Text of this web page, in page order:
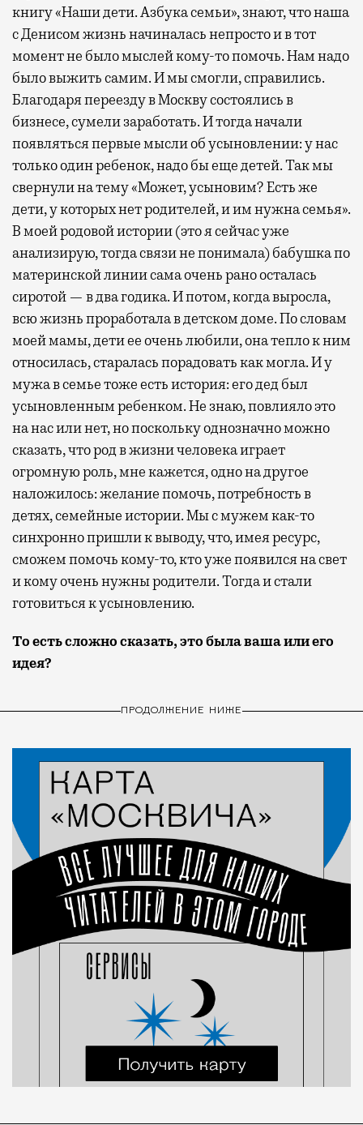
книгу «Наши дети. Азбука семьи», знают, что наша
с Денисом жизнь начиналась непросто и в тот
момент не было мыслей кому-то помочь. Нам надо
было выжить самим. И мы смогли, справились.
Благодаря переезду в Москву состоялись в
бизнесе, сумели заработать. И тогда начали
появляться первые мысли об усыновлении: у нас
только один ребенок, надо бы еще детей. Так мы
свернули на тему «Может, усыновим? Есть же
дети, у которых нет родителей, и им нужна семья».
В моей родовой истории (это я сейчас уже
анализирую, тогда связи не понимала) бабушка по
материнской линии сама очень рано осталась
сиротой — в два годика. И потом, когда выросла,
всю жизнь проработала в детском доме. По словам
моей мамы, дети ее очень любили, она тепло к ним
относилась, старалась порадовать как могла. И у
мужа в семье тоже есть история: его дед был
усыновленным ребенком. Не знаю, повлияло это
на нас или нет, но поскольку однозначно можно
сказать, что род в жизни человека играет
огромную роль, мне кажется, одно на другое
наложилось: желание помочь, потребность в
детях, семейные истории. Мы с мужем как-то
синхронно пришли к выводу, что, имея ресурс,
сможем помочь кому-то, кто уже появился на свет
и кому очень нужны родители. Тогда и стали
готовиться к усыновлению.
То есть сложно сказать, это была ваша или его
идея?
ПРОДОЛЖЕНИЕ НИЖЕ